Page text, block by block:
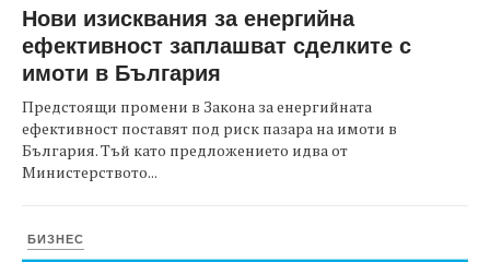
Нови изисквания за енергийна
ефективност заплашват сделките с
имоти в България
Предстоящи промени в Закона за енергийната
ефективност поставят под риск пазара на имоти в
България. Тъй като предложението идва от
Министерството...
БИЗНЕС